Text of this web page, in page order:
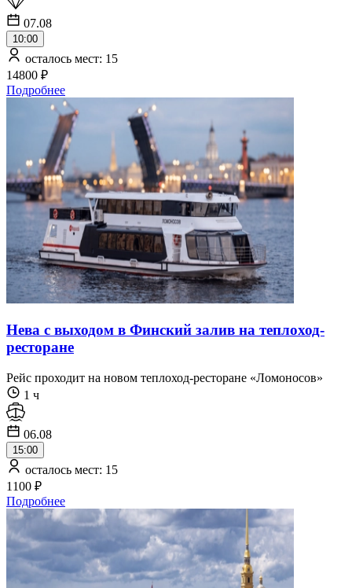
07.08
10:00
осталось мест: 15
14800 ₽
Подробнее
Нева с выходом в Финский залив на теплоход-
ресторане
Рейс проходит на новом теплоход-ресторане «Ломоносов»
1 ч
06.08
15:00
осталось мест: 15
1100 ₽
Подробнее